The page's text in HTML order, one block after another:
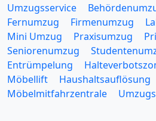
Umzugsservice
Fernumzug
Firmenumzug
Mini Umzug
Praxisumzug
Seniorenumzug
Entrümpelung
Möbellift
Haushaltsauflösung
Möbelmitfahrzentrale